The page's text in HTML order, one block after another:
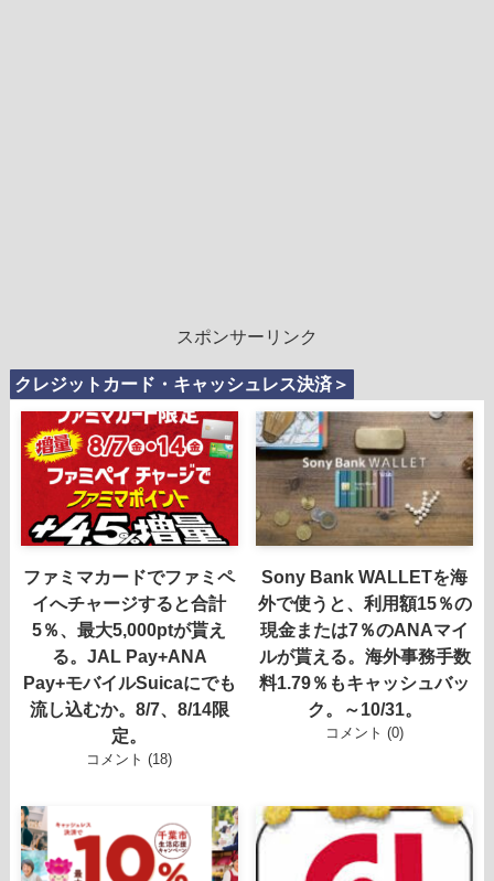
スポンサーリンク
クレジットカード・キャッシュレス決済＞
ファミマカードでファミペ
イへチャージすると合計
5％、最大5,000ptが貰え
る。JAL Pay+ANA
Pay+モバイルSuicaにでも
流し込むか。8/7、8/14限
定。
コメント (18)
Sony Bank WALLETを海
外で使うと、利用額15％の
現金または7％のANAマイ
ルが貰える。海外事務手数
料1.79％もキャッシュバッ
ク。～10/31。
コメント (0)